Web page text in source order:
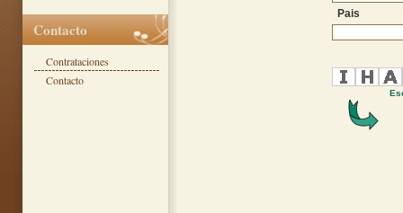
Pais
Contacto
Contrataciones
Contacto